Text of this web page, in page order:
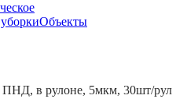
Объекты
в рулоне, 5мкм, 30шт/рул